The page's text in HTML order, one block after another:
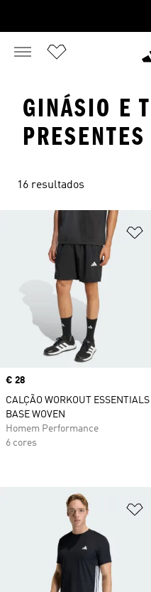
GINÁSIO E
PRESENTES
16 resultados
Price
€ 28
CALÇÃO WORKOUT ESSENTIALS
BASE WOVEN
Homem Performance
6 cores